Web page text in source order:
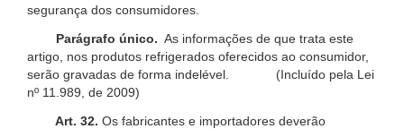
segurança dos consumidores.
Parágrafo único. As informações de que trata este
artigo, nos produtos refrigerados oferecidos ao consumidor,
serão gravadas de forma indelével. (Incluído pela Lei
nº 11.989, de 2009)
Art. 32. Os fabricantes e importadores deverão